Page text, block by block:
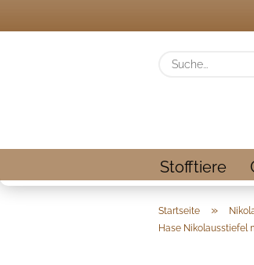
Stofftiere
Startseite »
Hase Nikolausstiefel